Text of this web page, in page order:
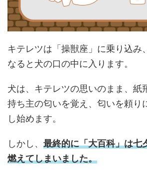
キテレツは「操獣座」に乗り込み
なると犬の口の中に入ります。
犬は、キテレツの思いのまま、紙
持ち主の匂いを覚え、匂いを頼り
し始めます。
しかし、 最終的に「大百科」は七
燃えてしまいました。